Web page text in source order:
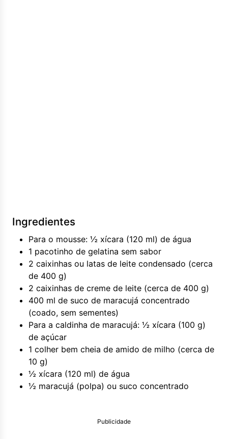
Ingredientes
Para o mousse: ½ xícara (120 ml) de água
1 pacotinho de gelatina sem sabor
2 caixinhas ou latas de leite condensado (cerca
de 400 g)
2 caixinhas de creme de leite (cerca de 400 g)
400 ml de suco de maracujá concentrado
(coado, sem sementes)
Para a caldinha de maracujá: ½ xícara (100 g)
de açúcar
1 colher bem cheia de amido de milho (cerca de
10 g)
½ xícara (120 ml) de água
½ maracujá (polpa) ou suco concentrado
Publicidade